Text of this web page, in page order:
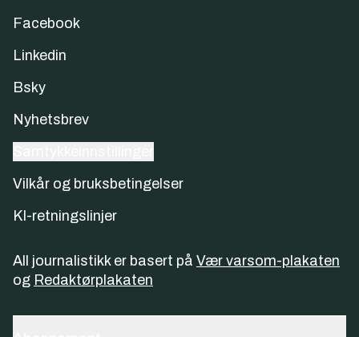
Facebook
Linkedin
Bsky
Nyhetsbrev
Vilkår og bruksbetingelser
KI-retningslinjer
All journalistikk er basert på Vær varsom-plakaten
og Redaktørplakaten